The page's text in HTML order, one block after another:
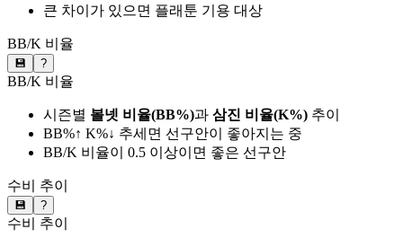
큰 차이가 있으면 플래툰 기용 대상
BB/K 비율
💾 ?
BB/K 비율
시즌별 볼넷 비율(BB%)과 삼진 비율(K%) 추이
BB%↑ K%↓ 추세면 선구안이 좋아지는 중
BB/K 비율이 0.5 이상이면 좋은 선구안
수비 추이
💾 ?
수비 추이